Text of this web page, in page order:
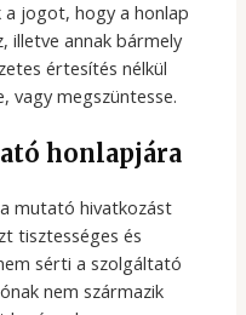
jogot, hogy a honlap
illetve annak bármely
értesítés nélkül
vagy megszüntesse.
honlapjára
mutató hivatkozást
tisztességes és
sérti a szolgáltató
nem származik